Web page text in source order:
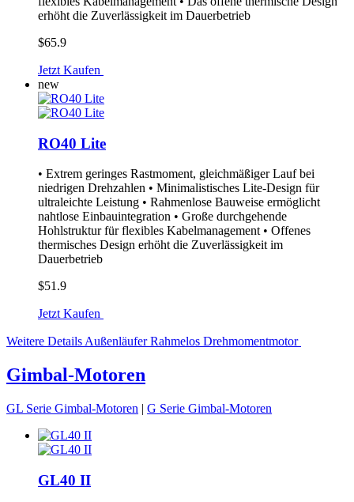
erhöht die Zuverlässigkeit im Dauerbetrieb
$65.9
Jetzt Kaufen
new
RO40 Lite
• Extrem geringes Rastmoment, gleichmäßiger Lauf bei
niedrigen Drehzahlen • Minimalistisches Lite-Design für
ultraleichte Leistung • Rahmenlose Bauweise ermöglicht
nahtlose Einbauintegration • Große durchgehende
Hohlstruktur für flexibles Kabelmanagement • Offenes
thermisches Design erhöht die Zuverlässigkeit im
Dauerbetrieb
$51.9
Jetzt Kaufen
Weitere Details Außenläufer Rahmelos Drehmomentmotor
Gimbal-Motoren
GL Serie Gimbal-Motoren | G Serie Gimbal-Motoren
GL40 II